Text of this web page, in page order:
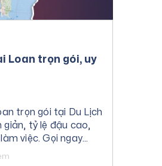
Loan trọn gói, uy
trọn gói tại Du Lịch
giản, tỷ lệ đậu cao,
việc. Gọi ngay
vấn miễn phí.